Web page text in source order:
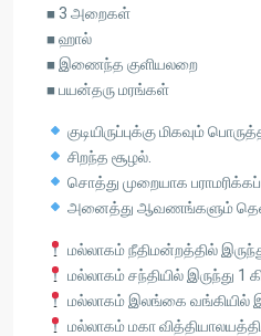
◼ 3 அறைகள்
◼ ஹால்
◼ இணைந்த குளியலறை
◼ பயன்தரு மரங்கள்
குடியிருப்புக்கு மிகவும்
சிறந்த சூழல்.
சொத்து முறையாக
அனைத்து ஆவணங்களும்
மல்லாகம் நீதிமன்றத்தில்
மல்லாகம் சந்தியில் இருந்து 1
மல்லாகம் இலங்கை வங்கியில்
மல்லாகம் மகா